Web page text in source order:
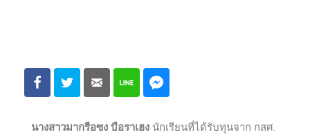
นางสาวมากรือซง บือราเฮง นักเรียนที่ได้รับทุนจาก กสศ.